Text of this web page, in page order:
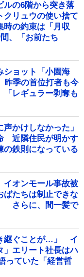
ルの6階から突き落
リュウの使い捨て
の約束は「月収
、「お前たち
ショット「小園海
季の首位打者も今
レギュラー剥奪も
かけしなかった」
近隣住民が明かす
の鉄則になっている
オンモール事故被
たちは制止できな
さらに、間一髪で
継ぐことが…」 イ
」エリート社長はハ
っていた「経営哲